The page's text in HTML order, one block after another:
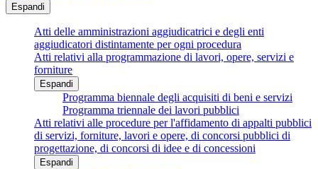
Espandi
Atti delle amministrazioni aggiudicatrici e degli enti
aggiudicatori distintamente per ogni procedura
Atti relativi alla programmazione di lavori, opere, servizi e
forniture
Espandi
Programma biennale degli acquisiti di beni e servizi
Programma triennale dei lavori pubblici
Atti relativi alle procedure per l'affidamento di appalti pubblici
di servizi, forniture, lavori e opere, di concorsi pubblici di
progettazione, di concorsi di idee e di concessioni
Espandi